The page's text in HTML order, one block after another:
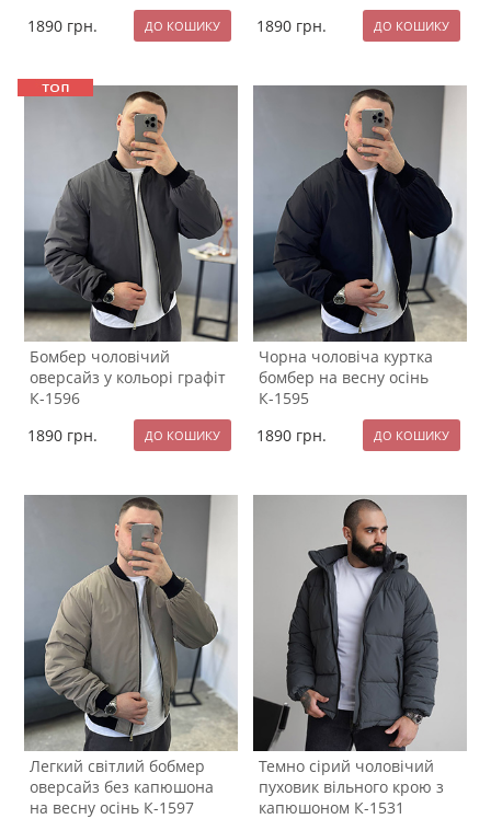
1890 грн.
1890 грн.
Бомбер чоловічий
оверсайз у кольорі графіт
К-1596
1890 грн.
Чорна чоловіча куртка
бомбер на весну осінь
К-1595
1890 грн.
Легкий світлий бобмер
оверсайз без капюшона
на весну осінь К-1597
Темно сірий чоловічий
пуховик вільного крою з
капюшоном К-1531